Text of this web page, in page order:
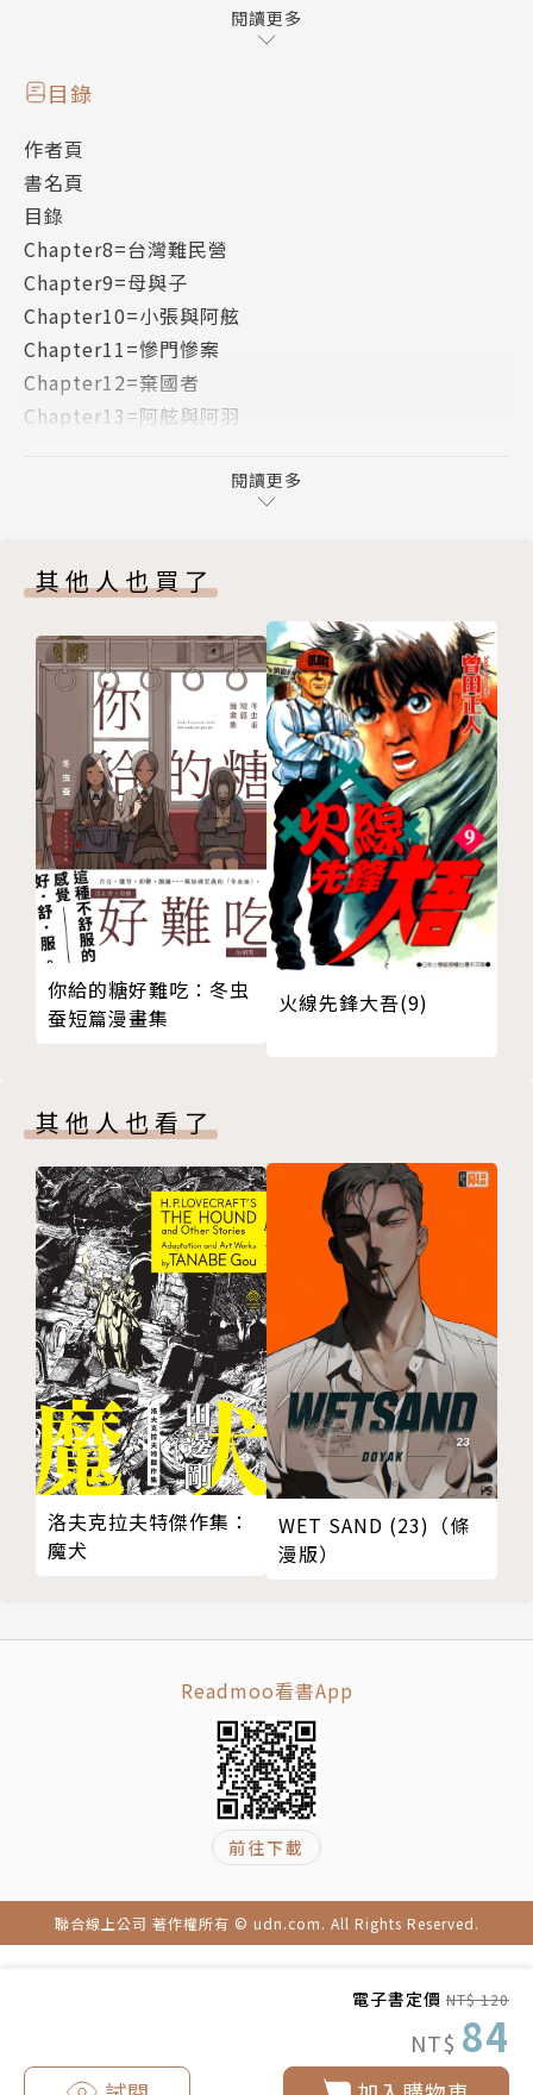
電子書定價 NT$ 120
NT$ 84
氛。這時一位經營麵攤的青年出現了，有著一對明亮雙
眸的他正是15年前失去蹤跡的日本少年柳舷一郎！這
位有如太陽一般的救世主即將帶領著日本難民走出苦難
閱讀更多
目錄
作者頁
書名頁
目錄
Chapter8=台灣難民營
Chapter9=母與子
Chapter10=小張與阿舷
Chapter11=慘門慘案
Chapter12=棄國者
Chapter13=阿舷與阿羽
閱讀更多
其他人也買了
你給的糖好難吃：冬虫
蚕短篇漫畫集
火線先鋒大吾(9)
其他人也看了
洛夫克拉夫特傑作集：
魔犬
WET SAND (23)（條
漫版）
Readmoo看書App
前往下載
聯合線上公司 著作權所有 © udn.com. All Rights Reserved.